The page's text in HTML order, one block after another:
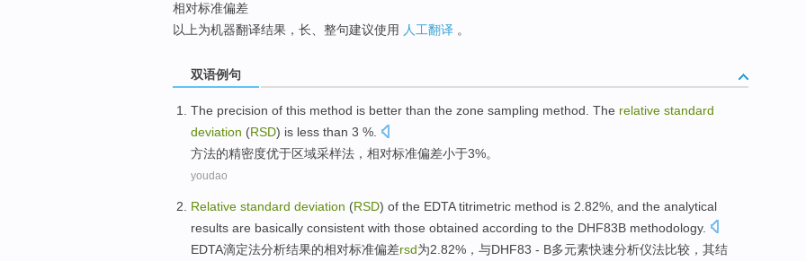
相对标准偏差
以上为机器翻译结果，长、整句建议使用 人工翻译 。
双语例句
The precision of this method is better than the zone sampling method . The relative standard
deviation (RSD) is less than 3 %.
方法的精密度优于区域采样法 ， 相对标准偏差小于3%。
youdao
Relative standard deviation (RSD) of the EDTA titrimetric method is 2.82%, and the analytical
results are basically consistent with those obtained according to the DHF83B methodology.
EDTA滴定法分析结果的相对标准偏差rsd为2.82%， 与DHF83 - B多元素快速分析仪法比较， 其结